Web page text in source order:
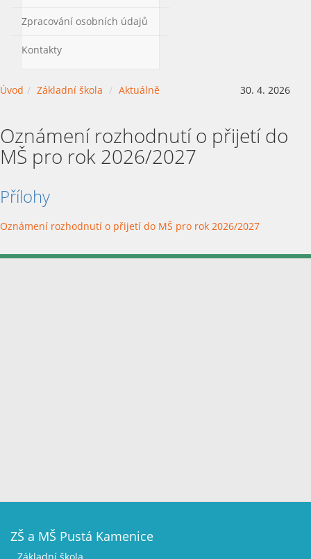
Zpracování osobních údajů
Kontakty
Úvod Základní škola Aktuálně 30. 4. 2026
Oznámení rozhodnutí o přijetí do
MŠ pro rok 2026/2027
Přílohy
Oznámení rozhodnutí o přijetí do MŠ pro rok 2026/2027
ZŠ a MŠ Pustá Kamenice